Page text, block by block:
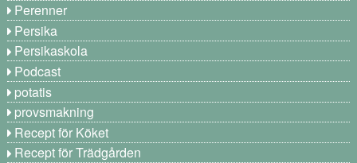
Perenner
Persika
Persikaskola
Podcast
potatis
provsmakning
Recept för Köket
Recept för Trädgården